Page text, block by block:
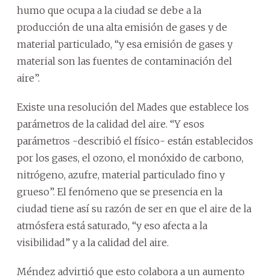
humo que ocupa a la ciudad se debe a la
producción de una alta emisión de gases y de
material particulado, “y esa emisión de gases y
material son las fuentes de contaminación del
aire”.
Existe una resolución del Mades que establece los
parámetros de la calidad del aire. “Y esos
parámetros -describió el físico- están establecidos
por los gases, el ozono, el monóxido de carbono,
nitrógeno, azufre, material particulado fino y
grueso”. El fenómeno que se presencia en la
ciudad tiene así su razón de ser en que el aire de la
atmósfera está saturado, “y eso afecta a la
visibilidad” y a la calidad del aire.
Méndez advirtió que esto colabora a un aumento